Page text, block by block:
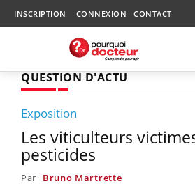
INSCRIPTION CONNEXION CONTACT
QUESTION D'ACTU
Exposition
Les viticulteurs
pesticides
Par Bruno Martrette